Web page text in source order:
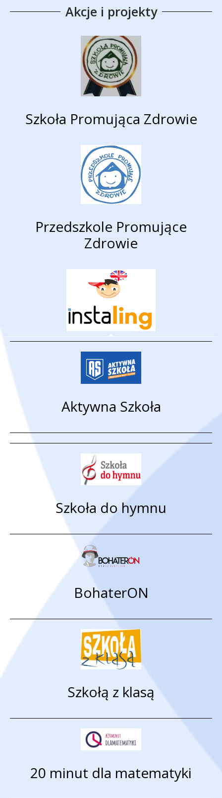
Akcje i projekty
Szkoła Promująca Zdrowie
Przedszkole Promujące
Zdrowie
Aktywna Szkoła
Szkoła do hymnu
BohaterON
Szkołą z klasą
20 minut dla matematyki